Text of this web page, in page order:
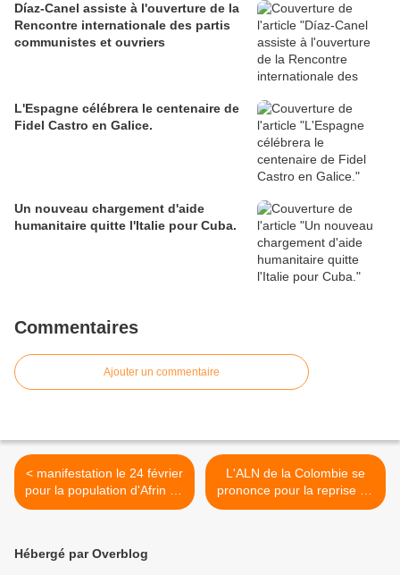
Díaz-Canel assiste à l'ouverture de la
Rencontre internationale des partis
communistes et ouvriers
L'Espagne célébrera le centenaire de
Fidel Castro en Galice.
Un nouveau chargement d'aide
humanitaire quitte l'Italie pour Cuba.
Commentaires
Ajouter un commentaire
< manifestation le 24 février
pour la population d'Afrin en
Syrie
L'ALN de la Colombie se
prononce pour la reprise du
dialogue avec le
Hébergé par Overblog